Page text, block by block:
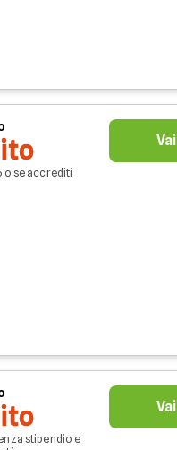
o se accrediti
Vai
stipendio e
Vai